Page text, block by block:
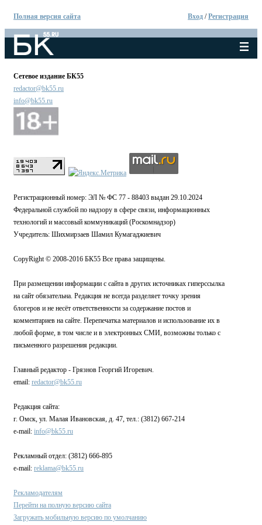
Полная версия сайта Вход /Регистрация
Сетевое издание БК55
redactor@bk55.ru
info@bk55.ru
Регистрационный номер: ЭЛ № ФС 77 - 88403 выдан 29.10.2024
Федеральной службой по надзору в сфере связи, информационных
технологий и массовый коммуникаций (Роскомнадзор)
Учредитель: Шихмирзаев Шамил Кумагаджиевич
CopyRight © 2008-2016 БК55 Все права защищены.
При размещении информации с сайта в других источниках гиперссылка
на сайт обязательна. Редакция не всегда разделяет точку зрения
блогеров и не несёт ответственности за содержание постов и
комментариев на сайте. Перепечатка материалов и использование их в
любой форме, в том числе и в электронных СМИ, возможны только с
письменного разрешения редакции.
Главный редактор - Грязнов Георгий Игоревич.
email: redactor@bk55.ru
Редакция сайта:
г. Омск, ул. Малая Ивановская, д. 47, тел.: (3812) 667-214
e-mail: info@bk55.ru
Рекламный отдел: (3812) 666-895
e-mail: reklama@bk55.ru
Рекламодателям
Перейти на полную версию сайта
Загружать мобильную версию по умолчанию